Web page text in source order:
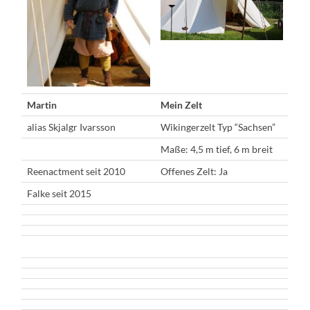
Martin
Mein Zelt
alias Skjalgr Ivarsson
Wikingerzelt Typ “Sachsen”
Maße: 4,5 m tief, 6 m breit
Reenactment seit 2010
Offenes Zelt: Ja
Falke seit 2015